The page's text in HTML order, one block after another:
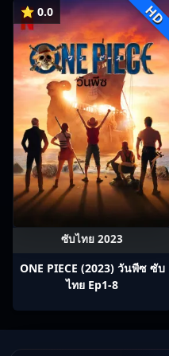
⭐ 0.0 HD
ซับไทย 2023
ONE PIECE (2023) วันพีซ ซับ
ไทย Ep1-8